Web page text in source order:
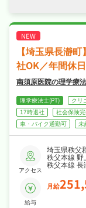
【埼玉県長瀞
社OK／年間休
南須原医院の理学療
理学療法士(PT) クリ
17時退社
社会保険
車・バイク通勤可
未
アクセス
埼玉県秩父
秩父本線
秩父本線
給与
月給